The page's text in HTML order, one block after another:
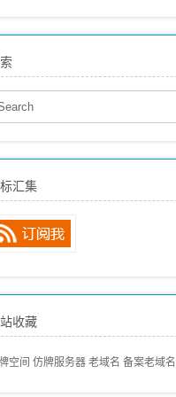
SEO(150)
营销
动态(89)
经验分享(97)
常见问题
外搜索引擎(46)
汇集
收藏
空间 仿牌服务器 老域名 备案老域名